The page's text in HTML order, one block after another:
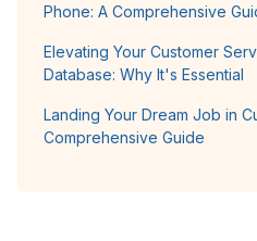
Phone: A Comprehensive
Elevating Your Customer
Database: Why It's Essential
Landing Your Dream Job in
Comprehensive Guide